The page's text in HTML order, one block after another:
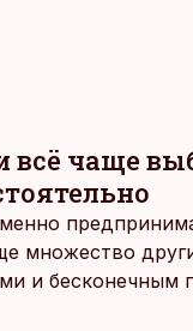
всё чаще
множество
и бесконечным